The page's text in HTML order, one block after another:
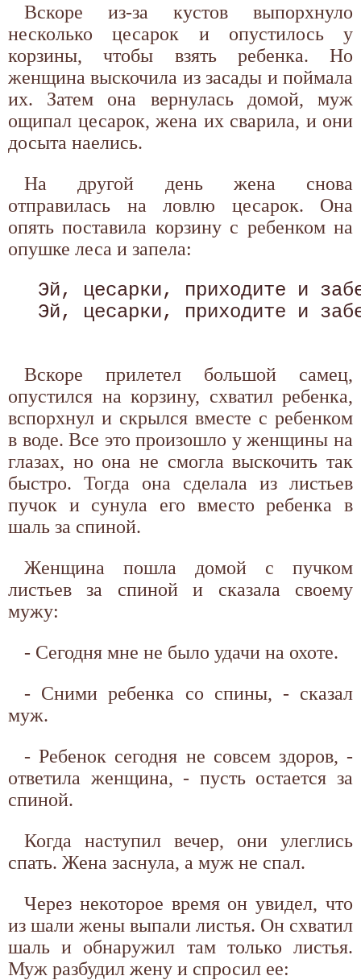
Вскоре из-за кустов выпорхнуло
несколько цесарок и опустилось у
корзины, чтобы взять ребенка. Но
женщина выскочила из засады и поймала
их. Затем она вернулась домой, муж
ощипал цесарок, жена их сварила, и они
досыта наелись.
На другой день жена снова
отправилась на ловлю цесарок. Она
опять поставила корзину с ребенком на
опушке леса и запела:
Эй, цесарки, приходите и
Эй, цесарки, приходите и
Вскоре прилетел большой самец,
опустился на корзину, схватил ребенка,
вспорхнул и скрылся вместе с ребенком
в воде. Все это произошло у женщины на
глазах, но она не смогла выскочить так
быстро. Тогда она сделала из листьев
пучок и сунула его вместо ребенка в
шаль за спиной.
Женщина пошла домой с пучком
листьев за спиной и сказала своему
мужу:
- Сегодня мне не было удачи на охоте.
- Сними ребенка со спины, - сказал
муж.
- Ребенок сегодня не совсем здоров, -
ответила женщина, - пусть остается за
спиной.
Когда наступил вечер, они улеглись
спать. Жена заснула, а муж не спал.
Через некоторое время он увидел, что
из шали жены выпали листья. Он схватил
шаль и обнаружил там только листья.
Муж разбудил жену и спросил ее: